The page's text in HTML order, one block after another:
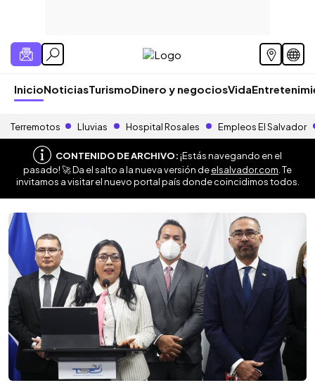
InicioNoticiasTurismoDinero y negociosVida
Terremotos Lluvias Hospital Rosales Empleos El Salvador
CONTENIDO DE ARCHIVO:¡Estás navegando en el
pasado! 🚀 Da el salto a la nueva versión deelsalvador.com . Te
invitamos a visitar el nuevo portal país donde coincidimos todos.